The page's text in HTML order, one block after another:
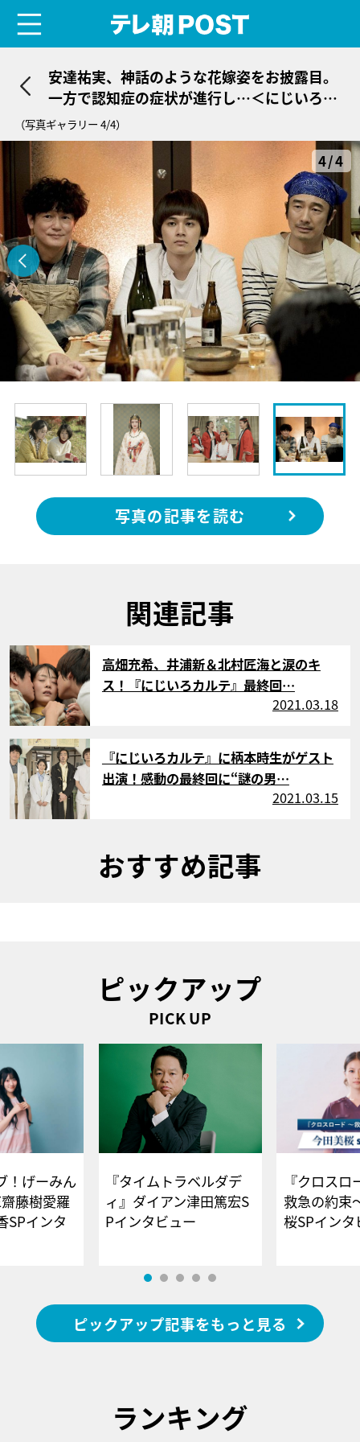
安達祐実、神話のような花嫁姿をお披露目。
一方で認知症の症状が進行し…＜にじいろカ
ルテ＞
（写真ギャラリー 4/4）
4/4
写真の記事を読む
関連記事
サムネイル
高畑充希、井浦新＆北村匠海と涙のキ
ス！『にじいろカルテ』最終回…
2021.03.18
サムネイル
『にじいろカルテ』に柄本時生がゲスト
出演！感動の最終回に“謎の男…
2021.03.15
おすすめ記事
ピックアップ
PICK UP
！げーみん
藤樹愛羅
SPインタ
『タイムトラベルダデ
ィ』ダイアン津田篤宏S
Pインタビュー
『クロス
救急の約束
桜SPイ
ピックアップ記事をもっと見る
ランキング